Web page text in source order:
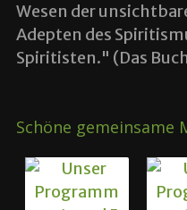
Wesen der
Adepten des
Spiritisten." (Das
Schöne gemeinsame